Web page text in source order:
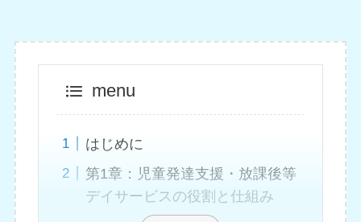
menu
はじめに
第1章：児童発達支援・放課後等
デイサービスの役割と仕組み